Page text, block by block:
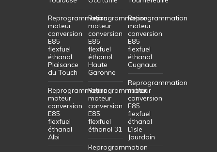
Reprogrammation
moteur
conversion
E85
flexfuel
éthanol
Plaisance
du Touch
Reprogrammation
moteur
conversion
E85
flexfuel
éthanol
Albi
Reprogrammation
moteur
conversion
E85
flexfuel
éthanol
Haute
Garonne
Reprogrammation
moteur
conversion
E85
flexfuel
éthanol 31
Reprogrammation
Reprogrammation
moteur
conversion
E85
flexfuel
éthanol
Cugnaux
Reprogrammation
moteur
conversion
E85
flexfuel
éthanol
L’Isle
Jourdain